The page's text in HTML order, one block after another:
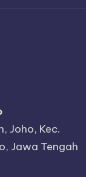
Joho, Kec.
Jawa Tengah